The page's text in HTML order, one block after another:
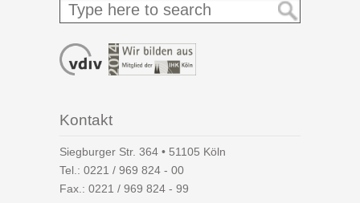
Kontakt
Siegburger Str. 364 • 51105 Köln
Tel.: 0221 / 969 824 - 00
Fax.: 0221 / 969 824 - 99